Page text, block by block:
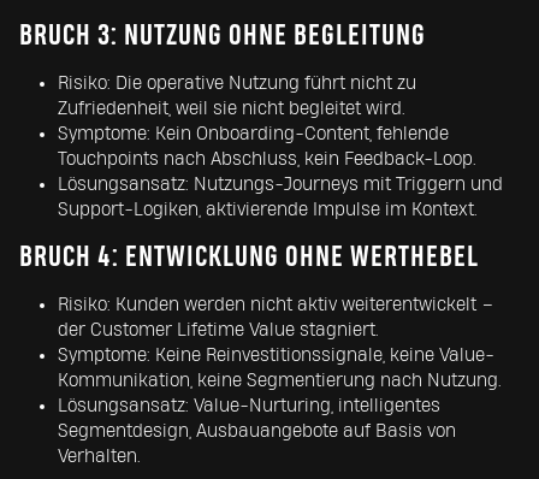
BRUCH 3: NUTZUNG OHNE BEGLEITUNG
Risiko: Die operative Nutzung führt nicht zu
Zufriedenheit, weil sie nicht begleitet wird.
Symptome: Kein Onboarding-Content, fehlende
Touchpoints nach Abschluss, kein Feedback-Loop.
Lösungsansatz: Nutzungs-Journeys mit Triggern und
Support-Logiken, aktivierende Impulse im Kontext.
BRUCH 4: ENTWICKLUNG OHNE WERTHEBEL
Risiko: Kunden werden nicht aktiv weiterentwickelt –
der Customer Lifetime Value stagniert.
Symptome: Keine Reinvestitionssignale, keine Value-
Kommunikation, keine Segmentierung nach Nutzung.
Lösungsansatz: Value-Nurturing, intelligentes
Segmentdesign, Ausbauangebote auf Basis von
Verhalten.